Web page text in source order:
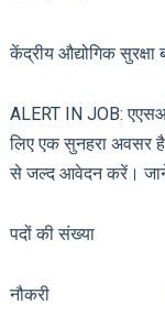
केंद्रीय औद्योगिक
ALERT IN JOB:
लिए एक सुनहरा अवसर
से जल्द आवेदन करें। जाने
पदों की
नौकरी